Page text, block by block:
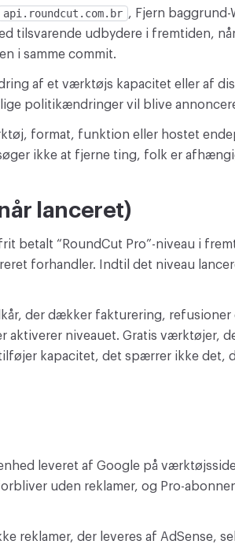
api.roundcut.com.br , Fjern baggrund-
tilsvarende udbydere i fremtiden,
i samme commit.
af et værktøjs kapacitet eller af
politikændringer vil blive
format, funktion eller hostet
ikke at fjerne ting, folk er
lanceret)
betalt “RoundCut Pro”-niveau i
forhandler. Indtil det niveau
der dækker fakturering,
aktiverer niveauet. Gratis værktøjer,
kapacitet, det spærrer ikke det,
leveret af Google på
uden reklamer, og Pro-
reklamer, der leveres af AdSense,